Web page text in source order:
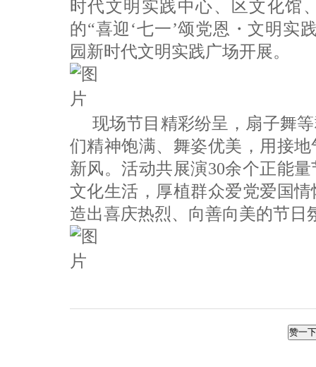
时代文明实践中心、区文化馆
的“喜迎‘七一’颂党恩・文明实
园新时代文明实践广场开展。
现场节目精彩纷呈，扇子舞
们精神饱满、舞姿优美，用接
新风。活动共展演30余个正能
文化生活，厚植群众爱党爱国
造出喜庆热烈、向善向美的节日
赞一下